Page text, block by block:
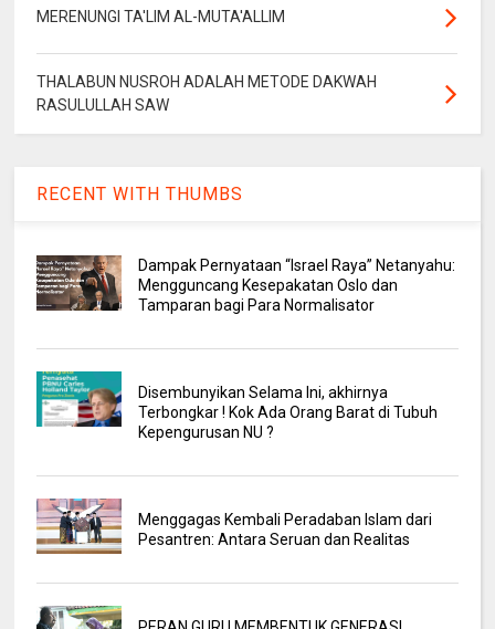
MERENUNGI TA'LIM AL-MUTA'ALLIM
THALABUN NUSROH ADALAH METODE DAKWAH
RASULULLAH SAW
RECENT WITH THUMBS
Dampak Pernyataan “Israel Raya” Netanyahu:
Mengguncang Kesepakatan Oslo dan
Tamparan bagi Para Normalisator
Disembunyikan Selama Ini, akhirnya
Terbongkar ! Kok Ada Orang Barat di Tubuh
Kepengurusan NU ?
Menggagas Kembali Peradaban Islam dari
Pesantren: Antara Seruan dan Realitas